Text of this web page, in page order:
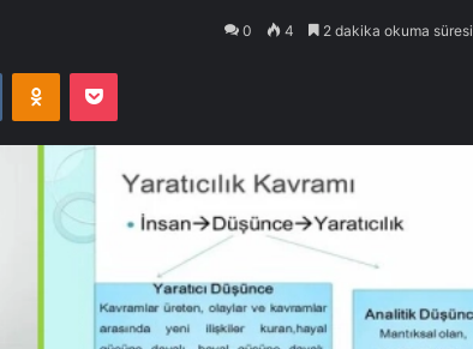
0 4 2 dakika okuma süresi
VKontakteOdnoklassniki
Pocket